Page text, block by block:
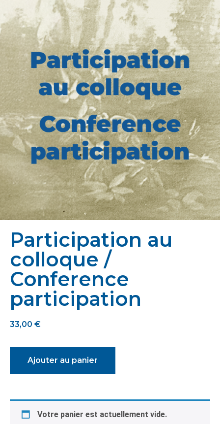
Participation au
colloque /
Conference
participation
33,00 €
Ajouter au panier
Votre panier est actuellement vide.